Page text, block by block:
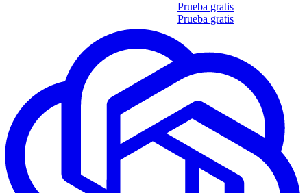
Prueba gratis
Prueba gratis